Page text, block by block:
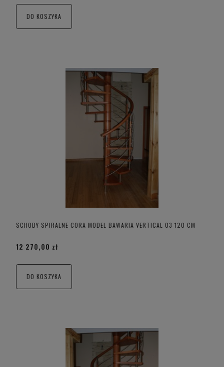
DO KOSZYKA
SCHODY SPIRALNE CORA MODEL BAWARIA VERTICAL 03 120 CM
12 270,00 zł
DO KOSZYKA